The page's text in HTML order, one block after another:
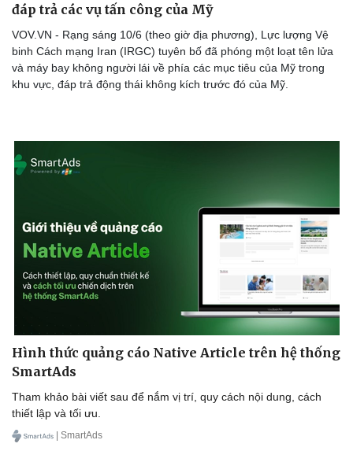
đáp trả các vụ tấn công của Mỹ
VOV.VN - Rạng sáng 10/6 (theo giờ địa phương), Lực lượng Vệ
binh Cách mạng Iran (IRGC) tuyên bố đã phóng một loạt tên lửa
và máy bay không người lái về phía các mục tiêu của Mỹ trong
khu vực, đáp trả động thái không kích trước đó của Mỹ.
Hình thức quảng cáo Native Article trên hệ thống
SmartAds
Tham khảo bài viết sau để nắm vị trí, quy cách nội dung, cách
thiết lập và tối ưu.
| SmartAds